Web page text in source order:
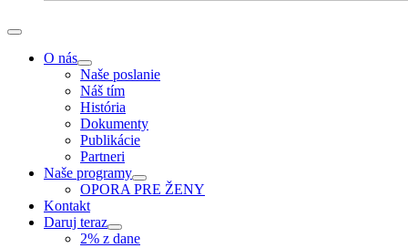
O nás
Naše poslanie
Náš tím
História
Dokumenty
Publikácie
Partneri
Naše programy
OPORA PRE ŽENY
Kontakt
Daruj teraz
2% z dane